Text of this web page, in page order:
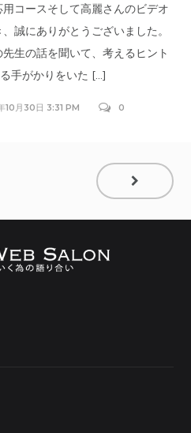
コースそして高麗さんのビデオ
誠にありがとうございました。
生の話を聞いて、考えるヒント
手がかりをいた […]
10月30日 3:31 PM 0